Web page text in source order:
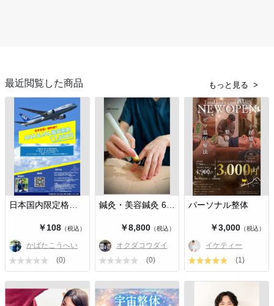
最近閲覧した商品 もっと見る
￥108（税込）
かばたこうへい
(0)
鍼灸・美容鍼灸 60分
￥8,800 （税込）
オクダコウダイ
(0)
パーソナル整体
￥3,000（税込）
イケティー
(1)